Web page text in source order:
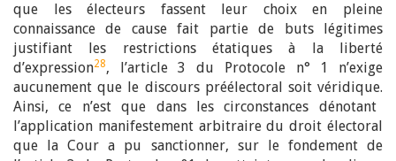
que les électeurs fassent leur choix en pleine
connaissance de cause fait partie de buts légitimes
justifiant les restrictions étatiques à la liberté
d’expression28, l’article 3 du Protocole n° 1 n’exige
aucunement que le discours préélectoral soit véridique.
Ainsi, ce n’est que dans les circonstances dénotant
l’application manifestement arbitraire du droit électoral
que la Cour a pu sanctionner, sur le fondement de